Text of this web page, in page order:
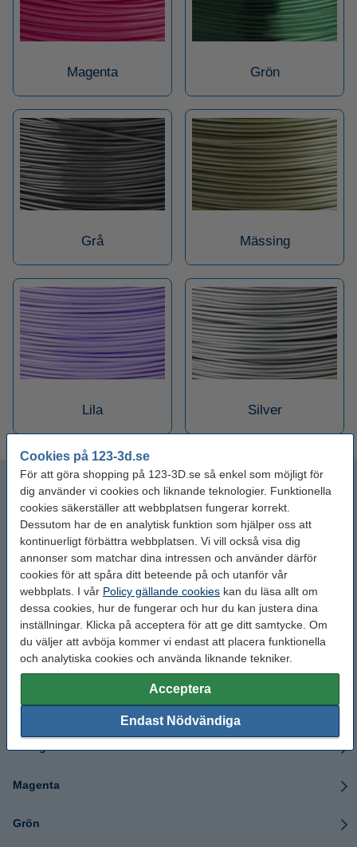
Cookies på 123-3d.se
För att göra shopping på 123-3D.se så enkel som möjligt för
dig använder vi cookies och liknande teknologier. Funktionella
cookies säkerställer att webbplatsen fungerar korrekt.
Dessutom har de en analytisk funktion som hjälper oss att
kontinuerligt förbättra webbplatsen. Vi vill också visa dig
annonser som matchar dina intressen och använder därför
cookies för att spåra ditt beteende på och utanför vår
webbplats. I vår Policy gällande cookies kan du läsa allt om
dessa cookies, hur de fungerar och hur du kan justera dina
inställningar. Klicka på acceptera för att ge ditt samtycke. Om
du väljer att avböja kommer vi endast att placera funktionella
och analytiska cookies och använda liknande tekniker.
Acceptera
Endast Nödvändiga
Magenta Grön
Grå Mässing
Lila Silver
Svart
Vit
Special PETG
Blå
Transparent
Röd
Gul
Orange
Magenta
Grön